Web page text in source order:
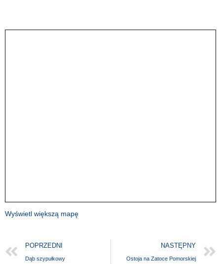
Wyświetl większą mapę
POPRZEDNI
Dąb szypułkowy
NASTĘPNY
Ostoja na Zatoce Pomorskiej